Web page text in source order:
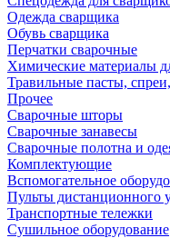
Одежда сварщика
Обувь сварщика
Перчатки сварочные
Химические материалы
Травильные пасты,
Прочее
Сварочные шторы
Сварочные занавесы
Сварочные полотна и
Комплектующие
Вспомогательное
Пульты дистанционного
Транспортные тележки
Сушильное оборудование